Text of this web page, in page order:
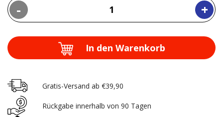
- +
In den Warenkorb
Gratis-Versand ab €39,90
Rückgabe innerhalb von 90 Tagen